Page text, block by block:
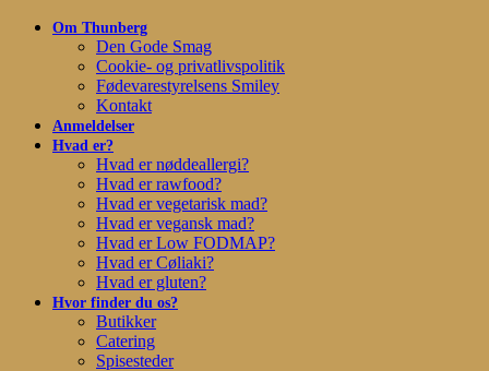
Skip
Om Thunberg
Den Gode Smag
Cookie- og privatlivspolitik
Fødevarestyrelsens Smiley
Kontakt
Anmeldelser
Hvad er?
Hvad er nøddeallergi?
Hvad er rawfood?
Hvad er vegetarisk mad?
Hvad er vegansk mad?
Hvad er Low FODMAP?
Hvad er Cøliaki?
Hvad er gluten?
Hvor finder du os?
Butikker
Catering
Spisesteder